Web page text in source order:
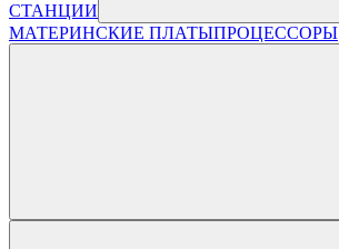
СТАНЦИИ
МАТЕРИНСКИЕ ПЛАТЫПРОЦЕССОРЫ